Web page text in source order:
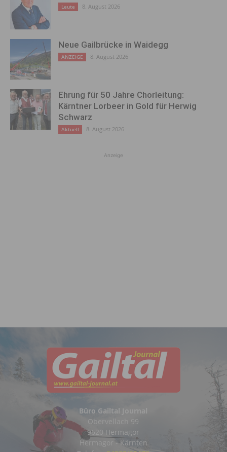
Leute 8. August 2026
Neue Gailbrücke in Waidegg
ANZEIGE 8. August 2026
Ehrung für 50 Jahre Chorleitung:
Kärntner Lorbeer in Gold für Herwig
Schwarz
Aktuell 8. August 2026
Anzeige
Büro Gailtal Journal
Obervellach 99
9620 Hermagor
Hermagor - Kärnten